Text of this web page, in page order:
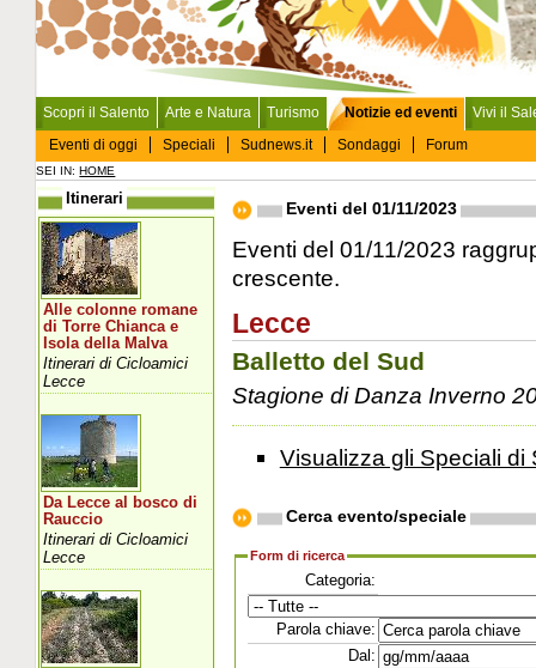
Scopri il Salento Arte e Natura Turismo
Notizie ed eventi
Eventi di oggi
Speciali Sudnews.it Sondaggi Forum
Vivi il
SEI IN:HOME
Eventi del 01/11/2023
Eventi del 01/11/2023
crescente.
Lecce
Balletto del Sud
Stagione di Danza Inverno
Visualizza gli Speciali di
Cerca evento/speciale
Form di ricerca
Categoria:
Parola chiave:
Dal:
Itinerari
Alle colonne romane
di Torre Chianca e
Isola della Malva
Itinerari di Cicloamici
Lecce
Da Lecce al bosco di
Rauccio
Itinerari di Cicloamici
Lecce